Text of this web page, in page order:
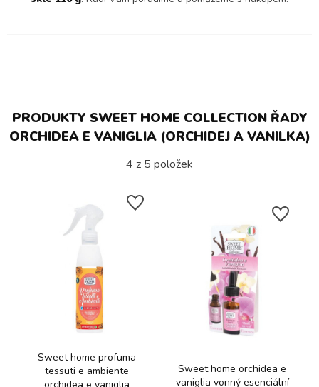
PRODUKTY SWEET HOME COLLECTION ŘADY
ORCHIDEA E VANIGLIA (ORCHIDEJ A VANILKA)
4 z 5 položek
Sweet home profuma
tessuti e ambiente
orchidea e vaniglia
Sweet home orchidea e
vaniglia vonný esenciální